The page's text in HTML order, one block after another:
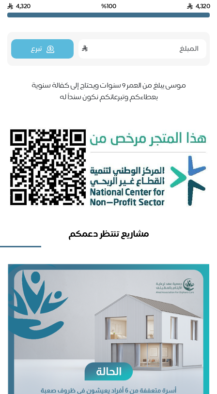
%100
4,320
تبرع
موسى يبلغ من العمر 9 سنوات ويحتاج إلى كفالة سنوية
بعطاءكم وتبرعاتكم نكون سنداً له
مشاريع تنتظر دعمكم